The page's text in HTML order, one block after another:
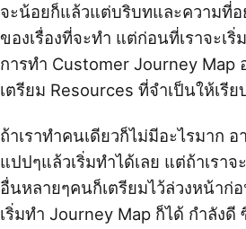
จะน้อยก็แล้วแต่บริบทและความที่อ
ของเรื่องที่จะทำ แต่ก่อนที่เราจะเริ่
การทำ Customer Journey Map
เตรียม Resources ที่จำเป็นให้เรี
ถ้าเราทำคนเดียวก็ไม่มีอะไรมาก อ
แปปๆแล้วเริ่มทำได้เลย แต่ถ้าเรา
อื่นหลายๆคนก็เตรียมไว้ล่วงหน้าก่
เริ่มทำ Journey Map ก็ได้ กำลังดี